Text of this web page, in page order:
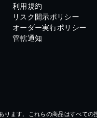
利用規約
リスク開示ポリシー
オーダー実行ポリシー
管轄通知
ます。これらの商品はすべての